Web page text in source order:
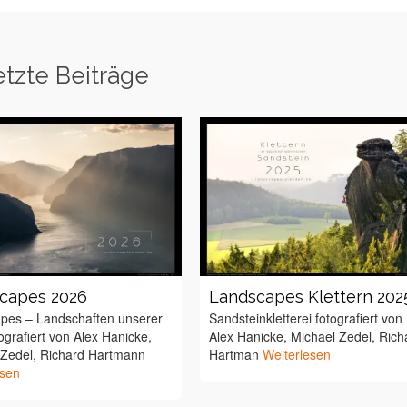
Beiträge
2026
– Landschaften unserer
von Alex Hanicke,
Richard Hartmann
Landscapes Klettern
Sandsteinkletterei fotografiert von
Alex Hanicke, Michael Zedel,
HartmanWeiterlesen